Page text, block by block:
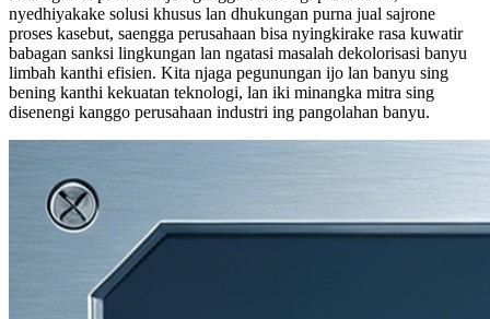
nyedhiyakake solusi khusus lan dhukungan purna jual sajrone
proses kasebut, saengga perusahaan bisa nyingkirake rasa kuwatir
babagan sanksi lingkungan lan ngatasi masalah dekolorisasi banyu
limbah kanthi efisien. Kita njaga pegunungan ijo lan banyu sing
bening kanthi kekuatan teknologi, lan iki minangka mitra sing
disenengi kanggo perusahaan industri ing pangolahan banyu.